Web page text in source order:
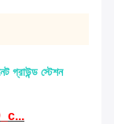
গ্রাউন্ড স্টেশন